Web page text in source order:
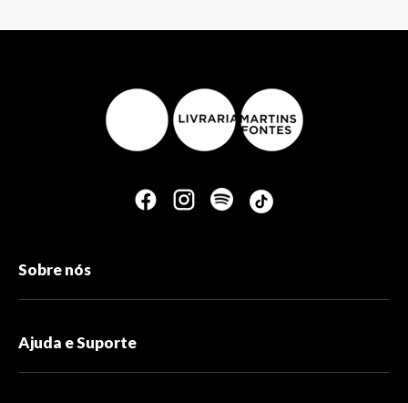
Sobre nós
Ajuda e Suporte